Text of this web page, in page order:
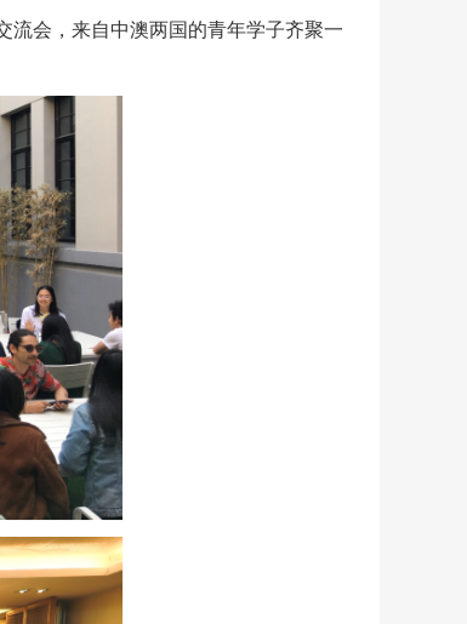
流会，来自中澳两国的青年学子齐聚一